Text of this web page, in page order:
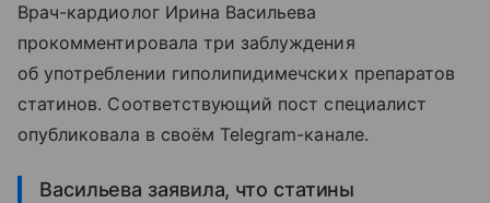
Врач-кардиолог Ирина Васильева
прокомментировала три заблуждения
об употреблении гиполипидимечских препаратов
статинов. Соответствующий пост специалист
опубликовала в своём Telegram-канале.
Васильева заявила, что статины